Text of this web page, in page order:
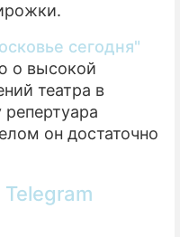
сегодня"
о высокой
театра в
он достаточно